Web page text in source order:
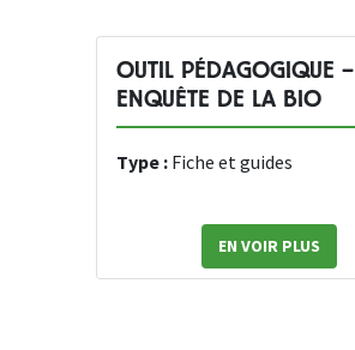
OUTIL PÉDAGOGIQUE –
ENQUÊTE DE LA BIO
Type : Fiche et guides
EN VOIR PLUS